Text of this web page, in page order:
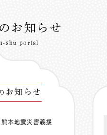
お知らせ
shu portal
お知らせ
熊本地震災害義援